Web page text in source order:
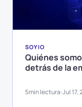
SOYIO
Quiénes
detrás de la
5min lectura·Jul 17,